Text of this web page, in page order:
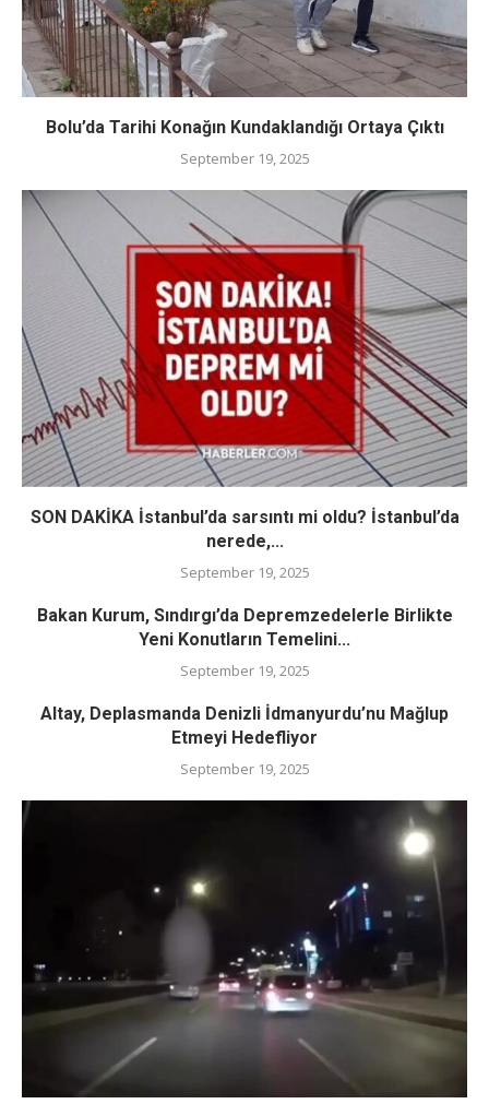
Bolu’da Tarihi Konağın Kundaklandığı Ortaya Çıktı
September 19, 2025
SON DAKİKA İstanbul’da sarsıntı mi oldu? İstanbul’da
nerede,...
September 19, 2025
Bakan Kurum, Sındırgı’da Depremzedelerle Birlikte
Yeni Konutların Temelini...
September 19, 2025
Altay, Deplasmanda Denizli İdmanyurdu’nu Mağlup
Etmeyi Hedefliyor
September 19, 2025